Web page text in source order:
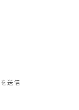
送信